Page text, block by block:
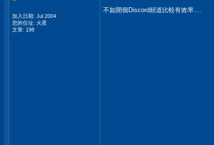
加入日期: Jul 2004
您的住址: 火星
文章: 198
不如開個Discord頻道比較有效率....